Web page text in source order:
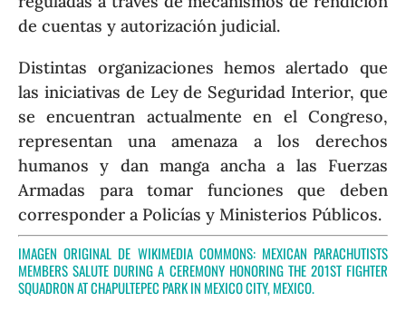
de cuentas y autorización judicial.
Distintas organizaciones hemos alertado que
las iniciativas de Ley de Seguridad Interior, que
se encuentran actualmente en el Congreso,
representan una amenaza a los derechos
humanos y dan manga ancha a las Fuerzas
Armadas para tomar funciones que deben
corresponder a Policías y Ministerios Públicos.
IMAGEN ORIGINAL DE WIKIMEDIA COMMONS: MEXICAN PARACHUTISTS
MEMBERS SALUTE DURING A CEREMONY HONORING THE 201ST FIGHTER
SQUADRON AT CHAPULTEPEC PARK IN MEXICO CITY, MEXICO.